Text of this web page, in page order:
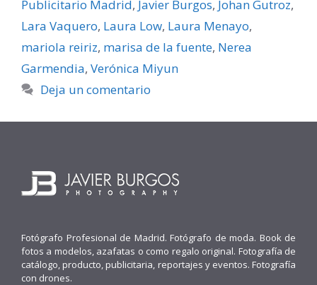
Publicitario Madrid, Javier Burgos, Johan Gutroz,
Lara Vaquero, Laura Low, Laura Menayo,
mariola reiriz, marisa de la fuente, Nerea
Garmendia, Verónica Miyun
Deja un comentario
Fotógrafo Profesional de Madrid. Fotógrafo de moda. Book de
fotos a modelos, azafatas o como regalo original. Fotografía de
catálogo, producto, publicitaria, reportajes y eventos. Fotografía
con drones.